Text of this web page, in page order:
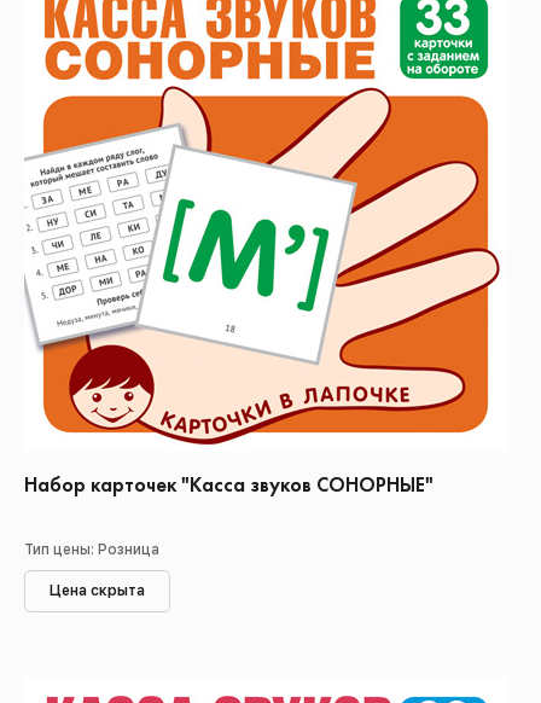
Набор карточек "Касса звуков СОНОРНЫЕ"
Тип цены: Розница
Цена скрыта